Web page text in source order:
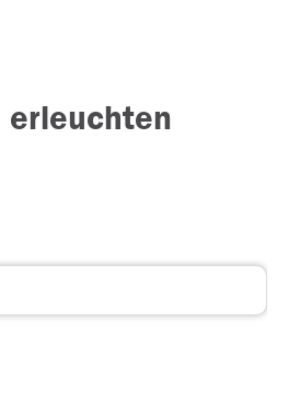
erleuchten